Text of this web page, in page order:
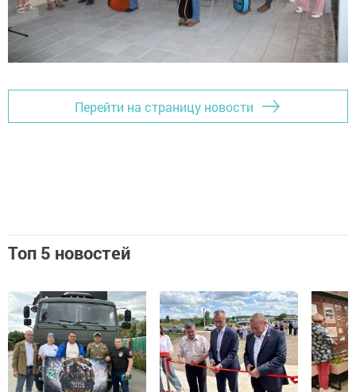
Перейти на страницу новости
Топ 5 новостей